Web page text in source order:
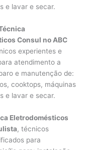
e lavar e secar.
Consul no ABC
experientes e
atendimento a
e manutenção de:
cooktops, máquinas
e lavar e secar.
Eletrodomésticos
, técnicos
para